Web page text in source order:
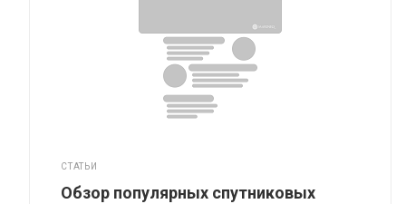
СТАТЬИ
Обзор популярных спутниковых